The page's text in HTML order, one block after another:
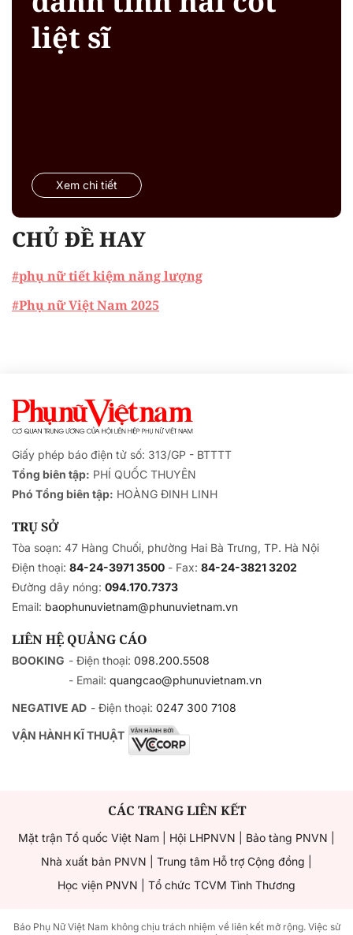
liệt sĩ
Xem chi tiết
CHỦ ĐỀ HAY
#phụ nữ tiết kiệm năng lượng
#Phụ nữ Việt Nam 2025
Giấy phép báo điện tử số: 313/GP - BTTTT
Tổng biên tập: PHÍ QUỐC THUYÊN
Phó Tổng biên tập: HOÀNG ĐINH LINH
TRỤ SỞ
Tòa soạn: 47 Hàng Chuối, phường Hai Bà Trưng, TP. Hà Nội
Điện thoại: 84-24-3971 3500 - Fax: 84-24-3821 3202
Đường dây nóng: 094.170.7373
Email: baophunuvietnam@phunuvietnam.vn
LIÊN HỆ QUẢNG CÁO
BOOKING - Điện thoại: 098.200.5508
- Email: quangcao@phunuvietnam.vn
NEGATIVE AD - Điện thoại: 0247 300 7108
VẬN HÀNH KĨ THUẬT
CÁC TRANG LIÊN KẾT
Mặt trận Tổ quốc Việt Nam Hội LHPNVN Bảo tàng PNVN
Nhà xuất bản PNVN
Trung tâm Hỗ trợ Cộng đồng
Học viện PNVN
Tổ chức TCVM Tình Thương
Báo Phụ Nữ Việt Nam không chịu trách nhiệm về liên kết mở rộng. Việc sử